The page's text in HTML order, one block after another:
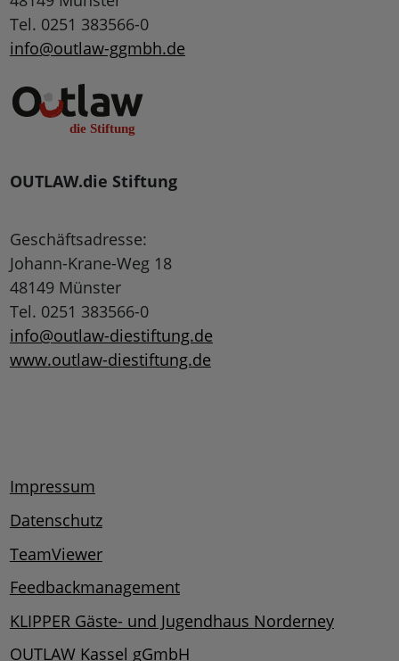
Tel. 0251 383566-0
info@outlaw-ggmbh.de
OUTLAW.die Stiftung
Geschäftsadresse:
Johann-Krane-Weg 18
48149 Münster
Tel. 0251 383566-0
info@outlaw-diestiftung.de
www.outlaw-diestiftung.de
Impressum
Datenschutz
TeamViewer
Feedbackmanagement
KLIPPER Gäste- und Jugendhaus Norderney
OUTLAW Kassel gGmbH